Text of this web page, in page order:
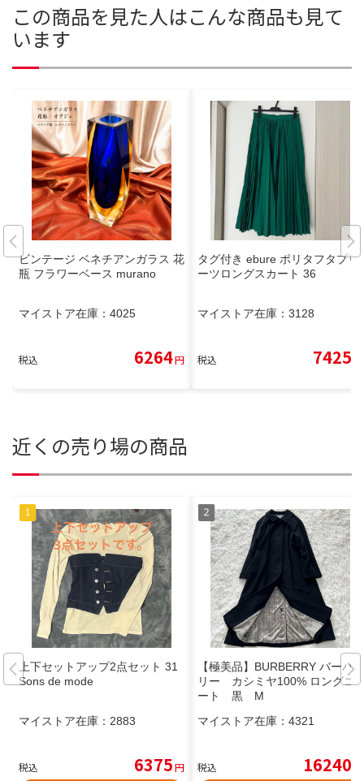
この商品を見た人はこんな商品も見て
います
ビンテージ ベネチアンガラス 花
瓶 フラワーベース murano
マイストア在庫： 4025
税込 6264円
タグ付き ebure ポリタフタプリ
ーツロングスカート 36
マイストア在庫： 3128
税込 7425
近くの売り場の商品
上下セットアップ2点セット 31
Sons de mode
マイストア在庫： 2883
税込 6375円
【極美品】BURBERRY バーバ
リー カシミヤ100% ロングコ
ート 黒 M
マイストア在庫： 4321
税込 16240